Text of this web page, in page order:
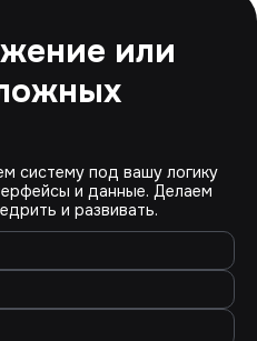
или
систему под вашу логику
и данные. Делаем
и развивать.